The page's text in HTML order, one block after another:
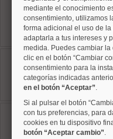
Ref:
42 m²
1
1
Ref:
34 m²
1
1
Ref:
91 m²
3
mediante el conocimiento
consentimiento, utilizamos
forma adicional el uso de
adaptarla a tus intereses y
medida. Puedes cambiar
clic en el botón “Cambiar
consentimiento para la
categorías indicadas
en el botón “Aceptar”.
Si al pulsar el botón
con tus preferencias, para
cookies en tu dispositivo
botón “Aceptar cambio”.